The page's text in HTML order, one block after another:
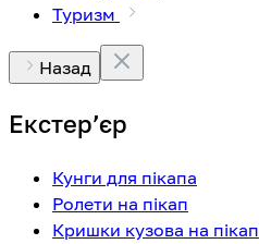
Туризм
Назад
Екстерʼєр
Кунги для пікапа
Ролети на пікап
Кришки кузова на пікап